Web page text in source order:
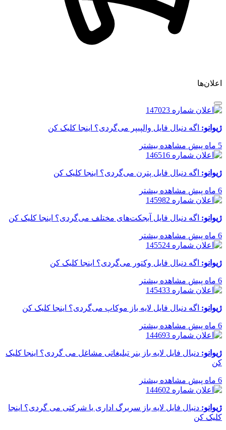
اعلان‌ها
ژیوانو: اگه دنبال فایل والپیپر می‌گردی؟ اینجا کلیک کن
5 ماه پیش مشاهده بیشتر
ژیوانو: اگه دنبال فایل پترن می‌گردی؟ اینجا کلیک کن
6 ماه پیش مشاهده بیشتر
ژیوانو: اگه دنبال فایل آبجکت‌های مختلف می‌گردی؟ اینجا کلیک کن
6 ماه پیش مشاهده بیشتر
ژیوانو: اگه دنبال فایل وکتور می‌گردی؟ اینجا کلیک کن
6 ماه پیش مشاهده بیشتر
ژیوانو: اگه دنبال فایل لایه باز موکاپ می‌گردی؟ اینجا کلیک کن
6 ماه پیش مشاهده بیشتر
ژیوانو: دنبال فایل لایه باز بنر تبلیغاتی مشاغل می گردی؟ اینجا کلیک
کن
6 ماه پیش مشاهده بیشتر
ژیوانو: دنبال فایل لایه باز سربرگ اداری یا شرکتی می گردی؟ اینجا
کلیک کن